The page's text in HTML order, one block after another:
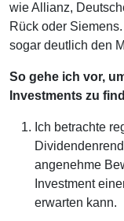
wie Allianz,
Rück oder
sogar deutlich den
So gehe ich vor,
Investments zu
Ich betrachte
angenehme
Investment
erwarten kann.